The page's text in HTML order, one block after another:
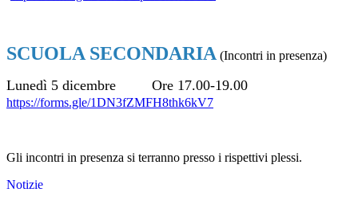
SCUOLA SECONDARIA (Incontri in presenza)
Lunedì 5 dicembre Ore 17.00-19.00
https://forms.gle/1DN3fZMFH8thk6kV7
Gli incontri in presenza si terranno presso i rispettivi plessi.
Notizie